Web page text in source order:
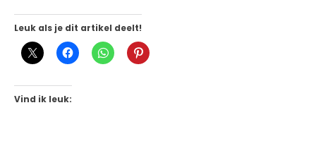
Leuk als je dit artikel deelt!
Vind ik leuk: